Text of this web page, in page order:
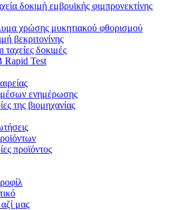
δοκιμή εμβρυϊκής φιμπρονεκτίνης
χρώσης μυκητιακού φθορισμού
βεκριτονίνης
ταχείες δοκιμές
Rapid Test
ενημέρωσης
της βιομηχανίας
προϊόντος
μας